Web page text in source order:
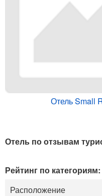
Отель Small
Отель по отзывам
Рейтинг по категориям:
Расположение